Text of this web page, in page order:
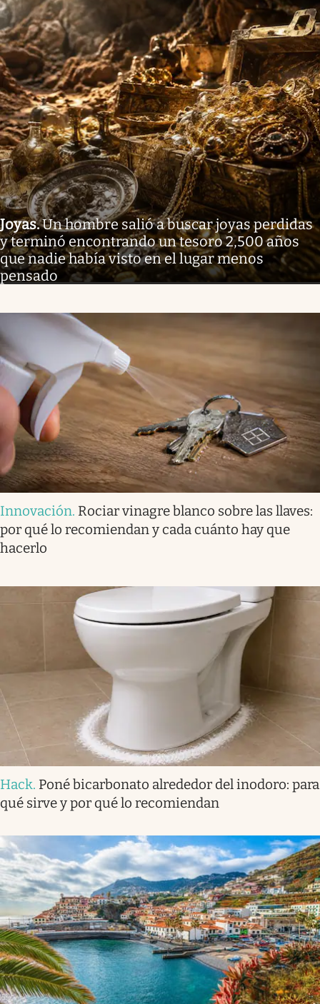
Joyas.Un hombre salió a buscar joyas perdidas
y terminó encontrando un tesoro 2,500 años
que nadie había visto en el lugar menos
pensado
Innovación. Rociar vinagre blanco sobre las llaves:
por qué lo recomiendan y cada cuánto hay que
hacerlo
Hack. Poné bicarbonato alrededor del inodoro: para
qué sirve y por qué lo recomiendan